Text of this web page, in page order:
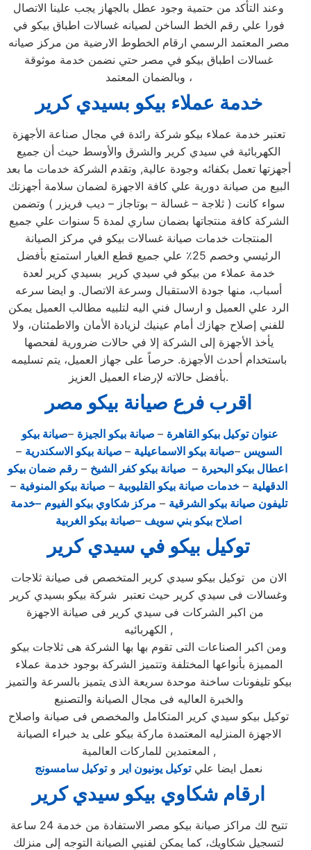
وعند التأكد من حتمية وجود عطل بالجهاز يجب علينا الاتصال
فورا علي رقم الخط الساخن لصيانه غسالات اطباق بيكو في
مصر المعتمد الرسمي ارقام الخطوط الارضية من مركز صيانه
غسالات اطباق بيكو في مصر حتي نضمن خدمة موثوقة
وبالضمان المعتمد ،
خدمة عملاء بيكو بسيدي كرير
تعتبر خدمة عملاء بيكو شركة رائدة في مجال صناعة الأجهزة
الكهربائية في سيدي كرير والشرق والأوسط حيث أن جميع
أجهزتها تعمل بكفائه وجودة عالية, وتقدم الشركة خدمات ما بعد
البيع من صيانة دورية علي كافة الاجهزة لضمان سلامة أجهزتك
سواء كانت ( ثلاجة – غسالة – بوتاجاز – ديب فريزر ) وتضمن
الشركة كافة منتجاتها بضمان ساري لمدة 5 سنوات علي جميع
المنتجات خدمات صيانة غسالات بيكو في مركز الصيانة
الرئيسي وخصم 25٪ علي جميع قطع الغيار استمتع بأفضل
خدمة عملاء من بيكو في سيدي كرير بسيدي كرير لعدة
أسباب، منها جودة الاستقبال وسرعة الاتصال. و ايضا سرعه
الرد علي العميل و ارسال فني اليه لتلبيه مطالب العميل يمكن
للفني إصلاح جهازك أمام عينيك لزيادة الأمان والاطمئنان، ولا
يأخذ الأجهزة إلى الشركة إلا في حالات ضرورية لفحصها
باستخدام أحدث الأجهزة. حرصاً على جهاز العميل، يتم تسليمه
بأفضل حالاته لإرضاء العميل العزيز.
اقرب فرع صيانة بيكو مصر
عنوان توكيل بيكو القاهرة – صيانة بيكو الجيزة –صيانة بيكو
السويس –صيانة بيكو الاسماعيلية – صيانة بيكو الاسكندرية –
اعطال بيكو البحيرة – صيانة بيكو كفر الشيخ –رقم ضمان بيكو
الدقهلية –خدمات صيانة بيكو القليوبية – صيانة بيكو المنوفية –
تليفون صيانة بيكو الشرقية – مركز شكاوي بيكو الفيوم –خدمة
اصلاح بيكو بني سويف –صيانة بيكو الغربية
توكيل بيكو في سيدي كرير
الان من توكيل بيكو سيدي كرير المتخصص فى صيانة ثلاجات
وغسالات فى سيدي كرير حيث تعتبر شركة بيكو بسيدي كرير
من اكبر الشركات فى سيدي كرير فى صيانة الاجهزة
الكهربائيه ,
ومن اكبر الصناعات التى تقوم بها بها الشركة هى ثلاجات بيكو
المميزة بأنواعها المختلفة وتتميز الشركة بوجود خدمة عملاء
بيكو تليفونات ساخنة موحدة سريعة الذى يتميز بالسرعة والتميز
والخبرة العاليه فى مجال الصيانة والتصنيع
توكيل بيكو سيدي كرير المتكامل والمخصص فى صيانة واصلاح
الاجهزة المنزليه المعتمدة ماركة بيكو على يد خبراء الصيانة
المعتمدين للماركات العالمية ,
نعمل ايضا عليتوكيل يونيون اير وتوكيل سامسونج
ارقام شكاوي بيكو سيدي كرير
تتيح لك مراكز صيانة بيكو مصر الاستفادة من خدمة 24 ساعة
لتسجيل شكاويك، كما يمكن لفنيي الصيانة التوجه إلى منزلك